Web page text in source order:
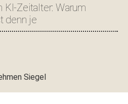
KI-Zeitalter: Warum
denn je